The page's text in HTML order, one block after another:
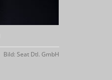
Bild: Seat Dtl. GmbH